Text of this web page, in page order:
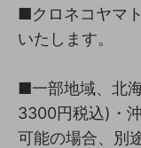
■クロネコヤマ
いたします。
■一部地域、北
3300円税込)・
可能の場合、別